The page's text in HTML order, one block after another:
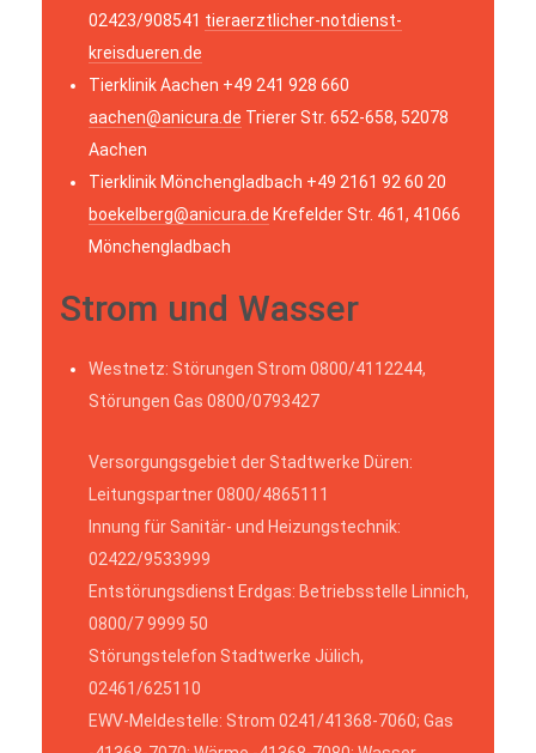
02423/908541 tieraerztlicher-notdienst-
kreisdueren.de
Tierklinik Aachen +49 241 928 660
aachen@anicura.de Trierer Str. 652-658, 52078
Aachen
Tierklinik Mönchengladbach +49 2161 92 60 20
boekelberg@anicura.de Krefelder Str. 461, 41066
Mönchengladbach
Strom und Wasser
Westnetz: Störungen Strom 0800/4112244,
Störungen Gas 0800/0793427
Versorgungsgebiet der Stadtwerke Düren:
Leitungspartner 0800/4865111
Innung für Sanitär- und Heizungstechnik:
02422/9533999
Entstörungsdienst Erdgas: Betriebsstelle Linnich,
0800/7 9999 50
Störungstelefon Stadtwerke Jülich,
02461/625110
EWV-Meldestelle: Strom 0241/41368-7060; Gas